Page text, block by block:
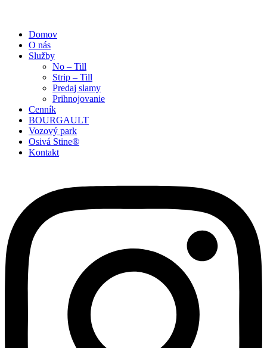
Domov
O nás
Služby
No – Till
Strip – Till
Predaj slamy
Prihnojovanie
Cenník
BOURGAULT
Vozový park
Osivá Stine®
Kontakt